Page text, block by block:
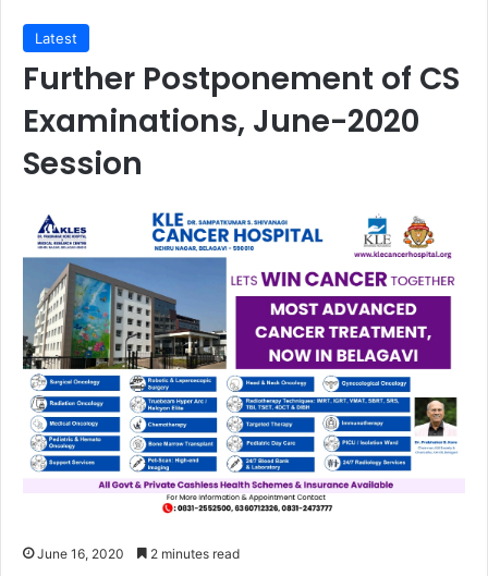
Latest
Further Postponement of CS
Examinations, June-2020
Session
June 16, 2020 2 minutes read